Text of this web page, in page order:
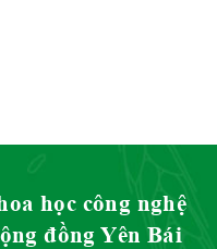
học công nghệ
đồng Yên Bái